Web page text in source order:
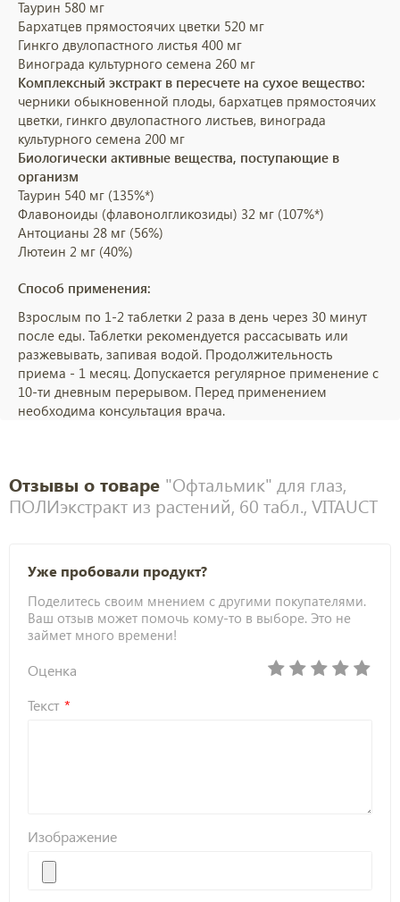
Таурин 580 мг
Бархатцев прямостоячих цветки 520 мг
Гинкго двулопастного листья 400 мг
Винограда культурного семена 260 мг
Комплексный экстракт в пересчете на сухое вещество:
черники обыкновенной плоды, бархатцев прямостоячих
цветки, гинкго двулопастного листьев, винограда
культурного семена 200 мг
Биологически активные вещества, поступающие в
организм
Таурин 540 мг (135%*)
Флавоноиды (флавонолгликозиды) 32 мг (107%*)
Антоцианы 28 мг (56%)
Лютеин 2 мг (40%)
Способ применения:
Взрослым по 1-2 таблетки 2 раза в день через 30 минут
после еды. Таблетки рекомендуется рассасывать или
разжевывать, запивая водой. Продолжительность
приема - 1 месяц. Допускается регулярное применение с
10-ти дневным перерывом. Перед применением
необходима консультация врача.
Отзывы о товаре "Офтальмик" для глаз,
ПОЛИэкстракт из растений, 60 табл., VITAUCT
Уже пробовали продукт?
Поделитесь своим мнением с другими покупателями.
Ваш отзыв может помочь кому-то в выборе. Это не
займет много времени!
Оценка
Текст
Изображение